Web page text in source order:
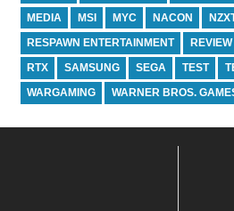
MEDIA MSI MYC NACON
RESPAWN ENTERTAINMENT REVIEW
RTX SAMSUNG SEGA TEST
WARGAMING WARNER BROS.